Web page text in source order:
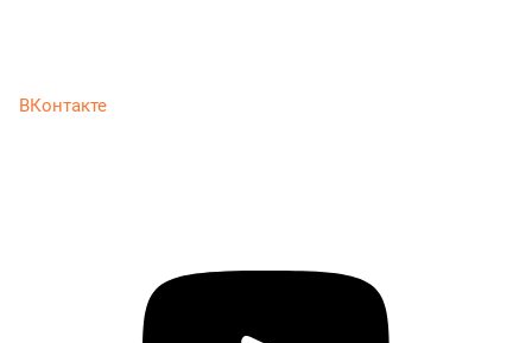
ВКонтакте